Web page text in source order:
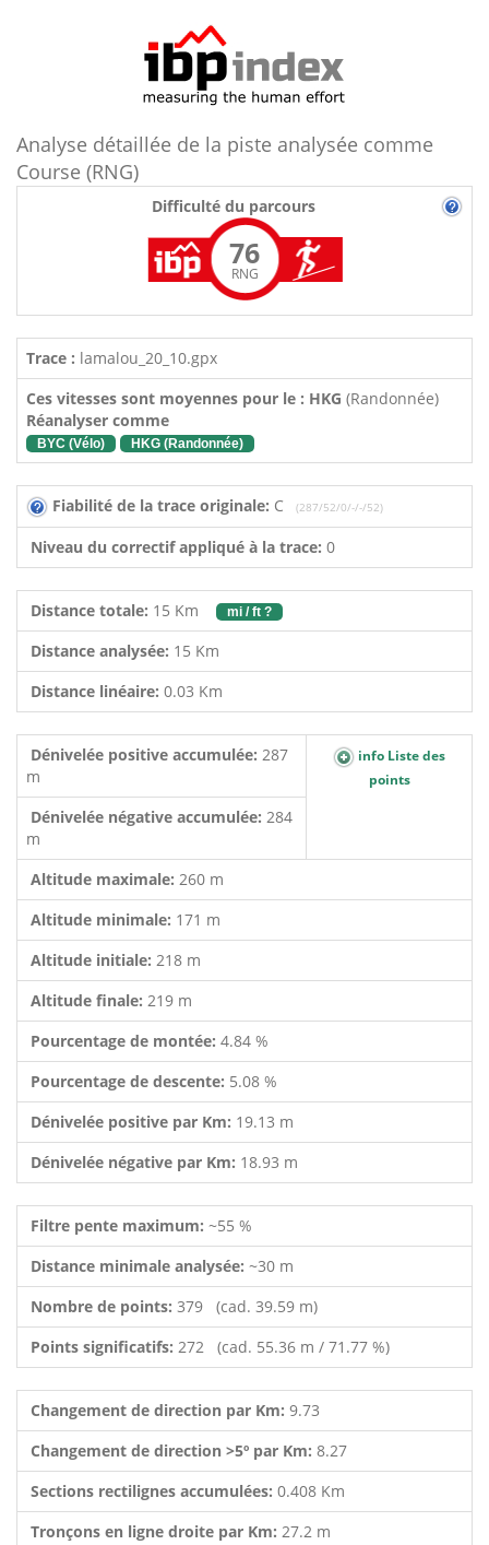
Analyse détaillée de la piste analysée comme
Course (RNG)
Difficulté du parcours
76
RNG
Trace : lamalou_20_10.gpx
Ces vitesses sont moyennes pour le : HKG (Randonnée)
Réanalyser comme
BYC (Vélo) HKG (Randonnée)
Fiabilité de la trace originale: C (287/52/0/-/-/52)
Niveau du correctif appliqué à la trace: 0
Distance totale: 15 Km mi / ft ?
Distance analysée: 15 Km
Distance linéaire: 0.03 Km
Dénivelée positive accumulée: 287
m
info Liste des
points
Dénivelée négative accumulée: 284
m
Altitude maximale: 260 m
Altitude minimale: 171 m
Altitude initiale: 218 m
Altitude finale: 219 m
Pourcentage de montée: 4.84 %
Pourcentage de descente: 5.08 %
Dénivelée positive par Km: 19.13 m
Dénivelée négative par Km: 18.93 m
Filtre pente maximum: ~55 %
Distance minimale analysée: ~30 m
Nombre de points: 379 (cad. 39.59 m)
Points significatifs: 272 (cad. 55.36 m / 71.77 %)
Changement de direction par Km: 9.73
Changement de direction >5º par Km: 8.27
Sections rectilignes accumulées: 0.408 Km
Tronçons en ligne droite par Km: 27.2 m